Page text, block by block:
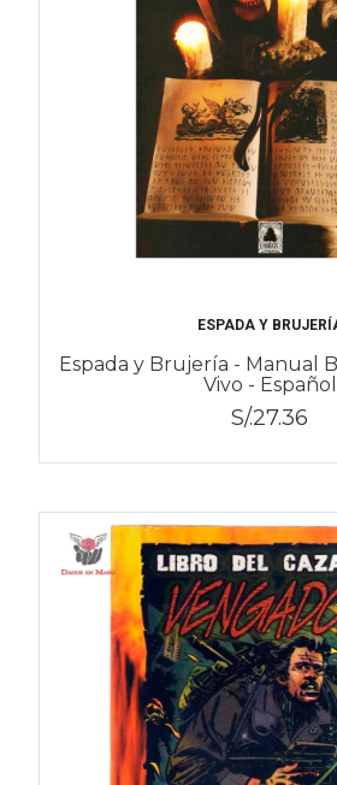
ESPADA Y
Espada y Brujería - Manual
Vivo - Español
S/.27.36